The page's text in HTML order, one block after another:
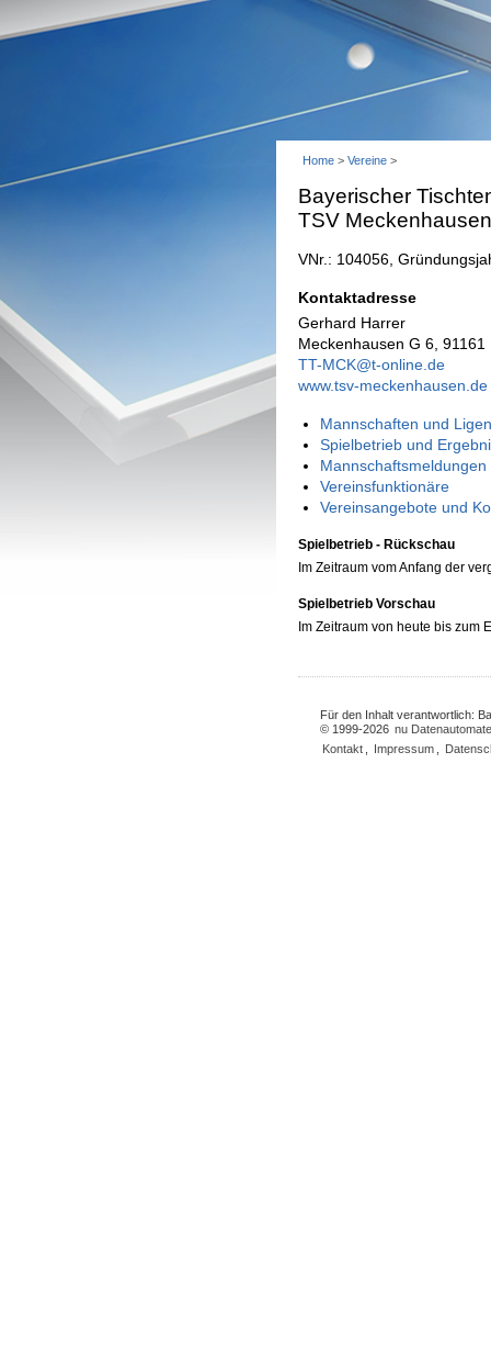
Home > Vereine >
Bayerischer
TSV Meckenhausen
VNr.: 104056,
Kontaktadresse
Gerhard Harrer
Meckenhausen G 6,
TT-MCK@t-online.de
www.tsv-meckenhausen.de
Mannschaften und
Spielbetrieb und
Vereinsfunktionäre
Vereinsangebote und
Spielbetrieb - Rückschau
Im Zeitraum vom Anfang der
Spielbetrieb Vorschau
Im Zeitraum von heute bis zum
Für den Inhalt verantwortlich:
© 1999-2026 nu
Kontakt
Impressum